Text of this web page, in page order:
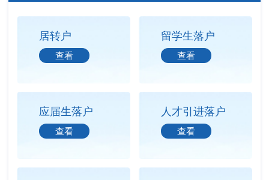
居转户
查看
留学生落户
查看
应届生落户
查看
人才引进落户
查看